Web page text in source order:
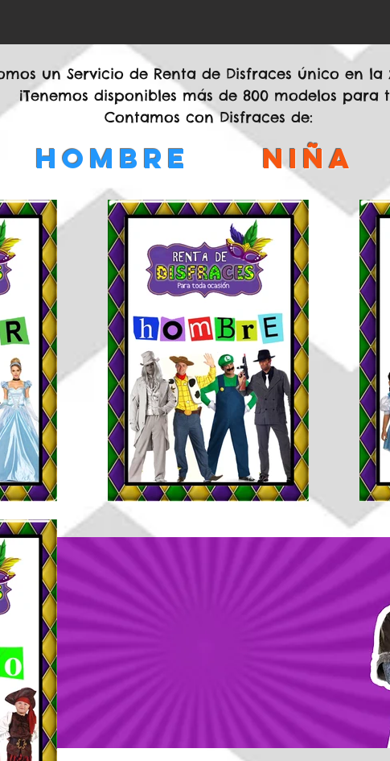
un Servicio de Renta de Disfraces único en la
¡Tenemos disponibles más de 800 modelos para
Contamos con Disfraces de:
niña
hombre